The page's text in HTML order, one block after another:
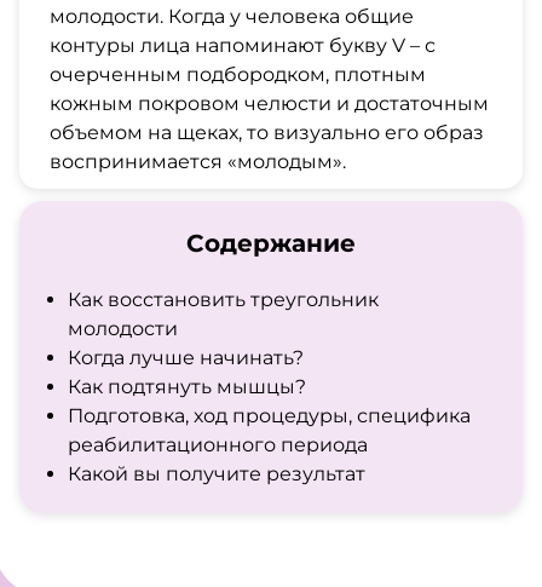
молодости. Когда у человека общие
контуры лица напоминают букву V – с
очерченным подбородком, плотным
кожным покровом челюсти и достаточным
объемом на щеках, то визуально его образ
воспринимается «молодым».
Содержание
Как восстановить треугольник
молодости
Когда лучше начинать?
Как подтянуть мышцы?
Подготовка, ход процедуры, специфика
реабилитационного периода
Какой вы получите результат